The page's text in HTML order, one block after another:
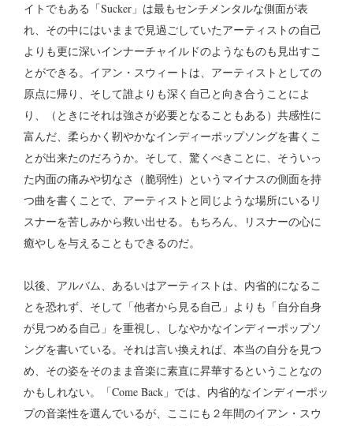
イトでもある「Sucker」は最もセンチメンタルな側面が表
れ、その中にはいままで見過ごしていたアーティストの自己
よりも更に深いインナーチャイルドのようなものも見出すこ
とができる。イアン・スウィートは、アーティストとしての
原点に帰り、そして誰よりも深く自己と向き合うことによ
り、（ときにそれは強さが必要となることもある）共感性に
富んだ、柔らかく靭やかなインディーポップソングを書くこ
とが出来たのだろうか。そして、驚くべきことに、そういっ
た内面の痛みや切なさ（脆弱性）というマイナスの側面を持
つ曲を書くことで、アーティストと同じような場所にいるリ
スナーを苦しみから救い出せる。もちろん、リスナーの心に
癒やしを与えることもできるのだ。
以後、アルバム、あるいはアーティストは、内省的になるこ
とを恐れず、そして「他者から見る自己」よりも「自分自身
が見つめる自己」を重視し、しなやかなインディーポップソ
ングを書いている。それは言い換えれば、本当の自分を見つ
め、その姿をそのまま音楽に素直に昇華するということなの
かもしれない。「Come Back」では、内省的なインディーポッ
プの音楽性を選んでいるが、ここにも２年間のイアン・スウ